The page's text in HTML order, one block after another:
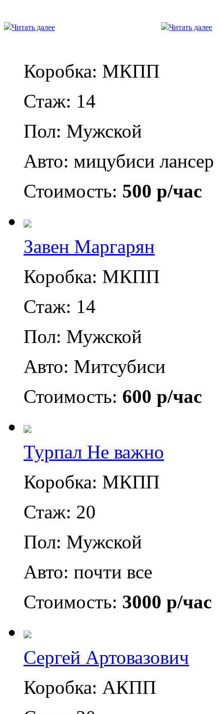
Читать далее Читать далее
Коробка: МКПП
Стаж: 14
Пол: Мужской
Авто: мицубиси лансер
Стоимость: 500 р/час
Завен Маргарян
Коробка: МКПП
Стаж: 14
Пол: Мужской
Авто: Митсубиси
Стоимость: 600 р/час
Турпал Не важно
Коробка: МКПП
Стаж: 20
Пол: Мужской
Авто: почти все
Стоимость: 3000 р/час
Сергей Артовазович
Коробка: АКПП